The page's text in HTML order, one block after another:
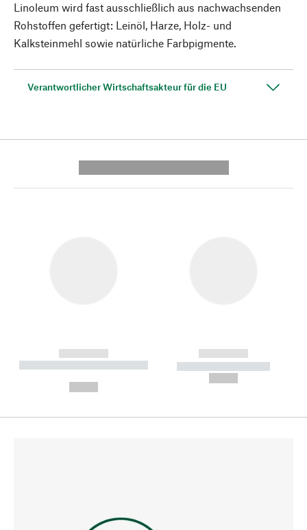
Linoleum wird fast ausschließlich aus nachwachsenden
Rohstoffen gefertigt: Leinöl, Harze, Holz- und
Kalksteinmehl sowie natürliche Farbpigmente.
Verantwortlicher Wirtschaftsakteur für die EU
------------
----------- ----------- --------
------------
----------- -----------